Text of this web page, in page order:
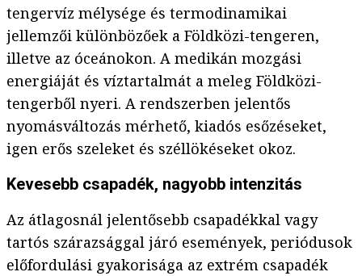
tengervíz mélysége és termodinamikai
jellemzői különbözőek a Földközi-tengeren,
illetve az óceánokon. A medikán mozgási
energiáját és víztartalmát a meleg Földközi-
tengerből nyeri. A rendszerben jelentős
nyomásváltozás mérhető, kiadós esőzéseket,
igen erős szeleket és széllökéseket okoz.
Kevesebb csapadék, nagyobb intenzitás
Az átlagosnál jelentősebb csapadékkal vagy
tartós szárazsággal járó események, periódusok
előfordulási gyakorisága az extrém csapadék